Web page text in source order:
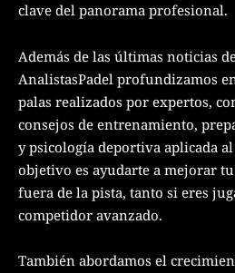
clave del panorama profesional.
Además de las últimas noticias
AnalistasPadel profundizamos
palas realizados por expertos,
consejos de entrenamiento,
y psicología deportiva aplicada
objetivo es ayudarte a mejorar
fuera de la pista, tanto si eres
competidor avanzado.
También abordamos el